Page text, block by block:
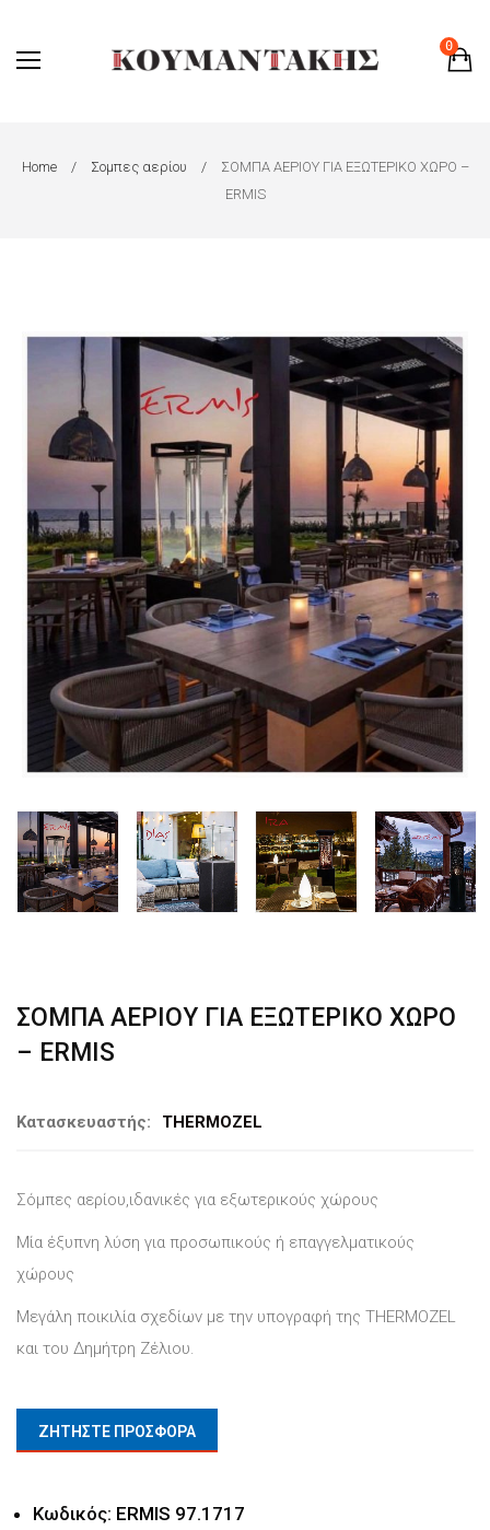
0
Home Σομπες αερίου
ΣΟΜΠΑ ΑΕΡΙΟΥ ΓΙΑ ΕΞΩΤΕΡΙΚΟ ΧΩΡΟ –
ERMIS
ΣΟΜΠΑ ΑΕΡΙΟΥ ΓΙΑ ΕΞΩΤΕΡΙΚΟ ΧΩΡΟ
– ERMIS
Κατασκευαστής: THERMOZEL
Σόμπες αερίου,ιδανικές για εξωτερικούς χώρους
Μία έξυπνη λύση για προσωπικούς ή επαγγελματικούς
χώρους
Μεγάλη ποικιλία σχεδίων με την υπογραφή της THERMOZEL
και του Δημήτρη Ζέλιου.
ΖΗΤΗΣΤΕ ΠΡΟΣΦΟΡΑ
Κωδικός: ERMIS 97.1717